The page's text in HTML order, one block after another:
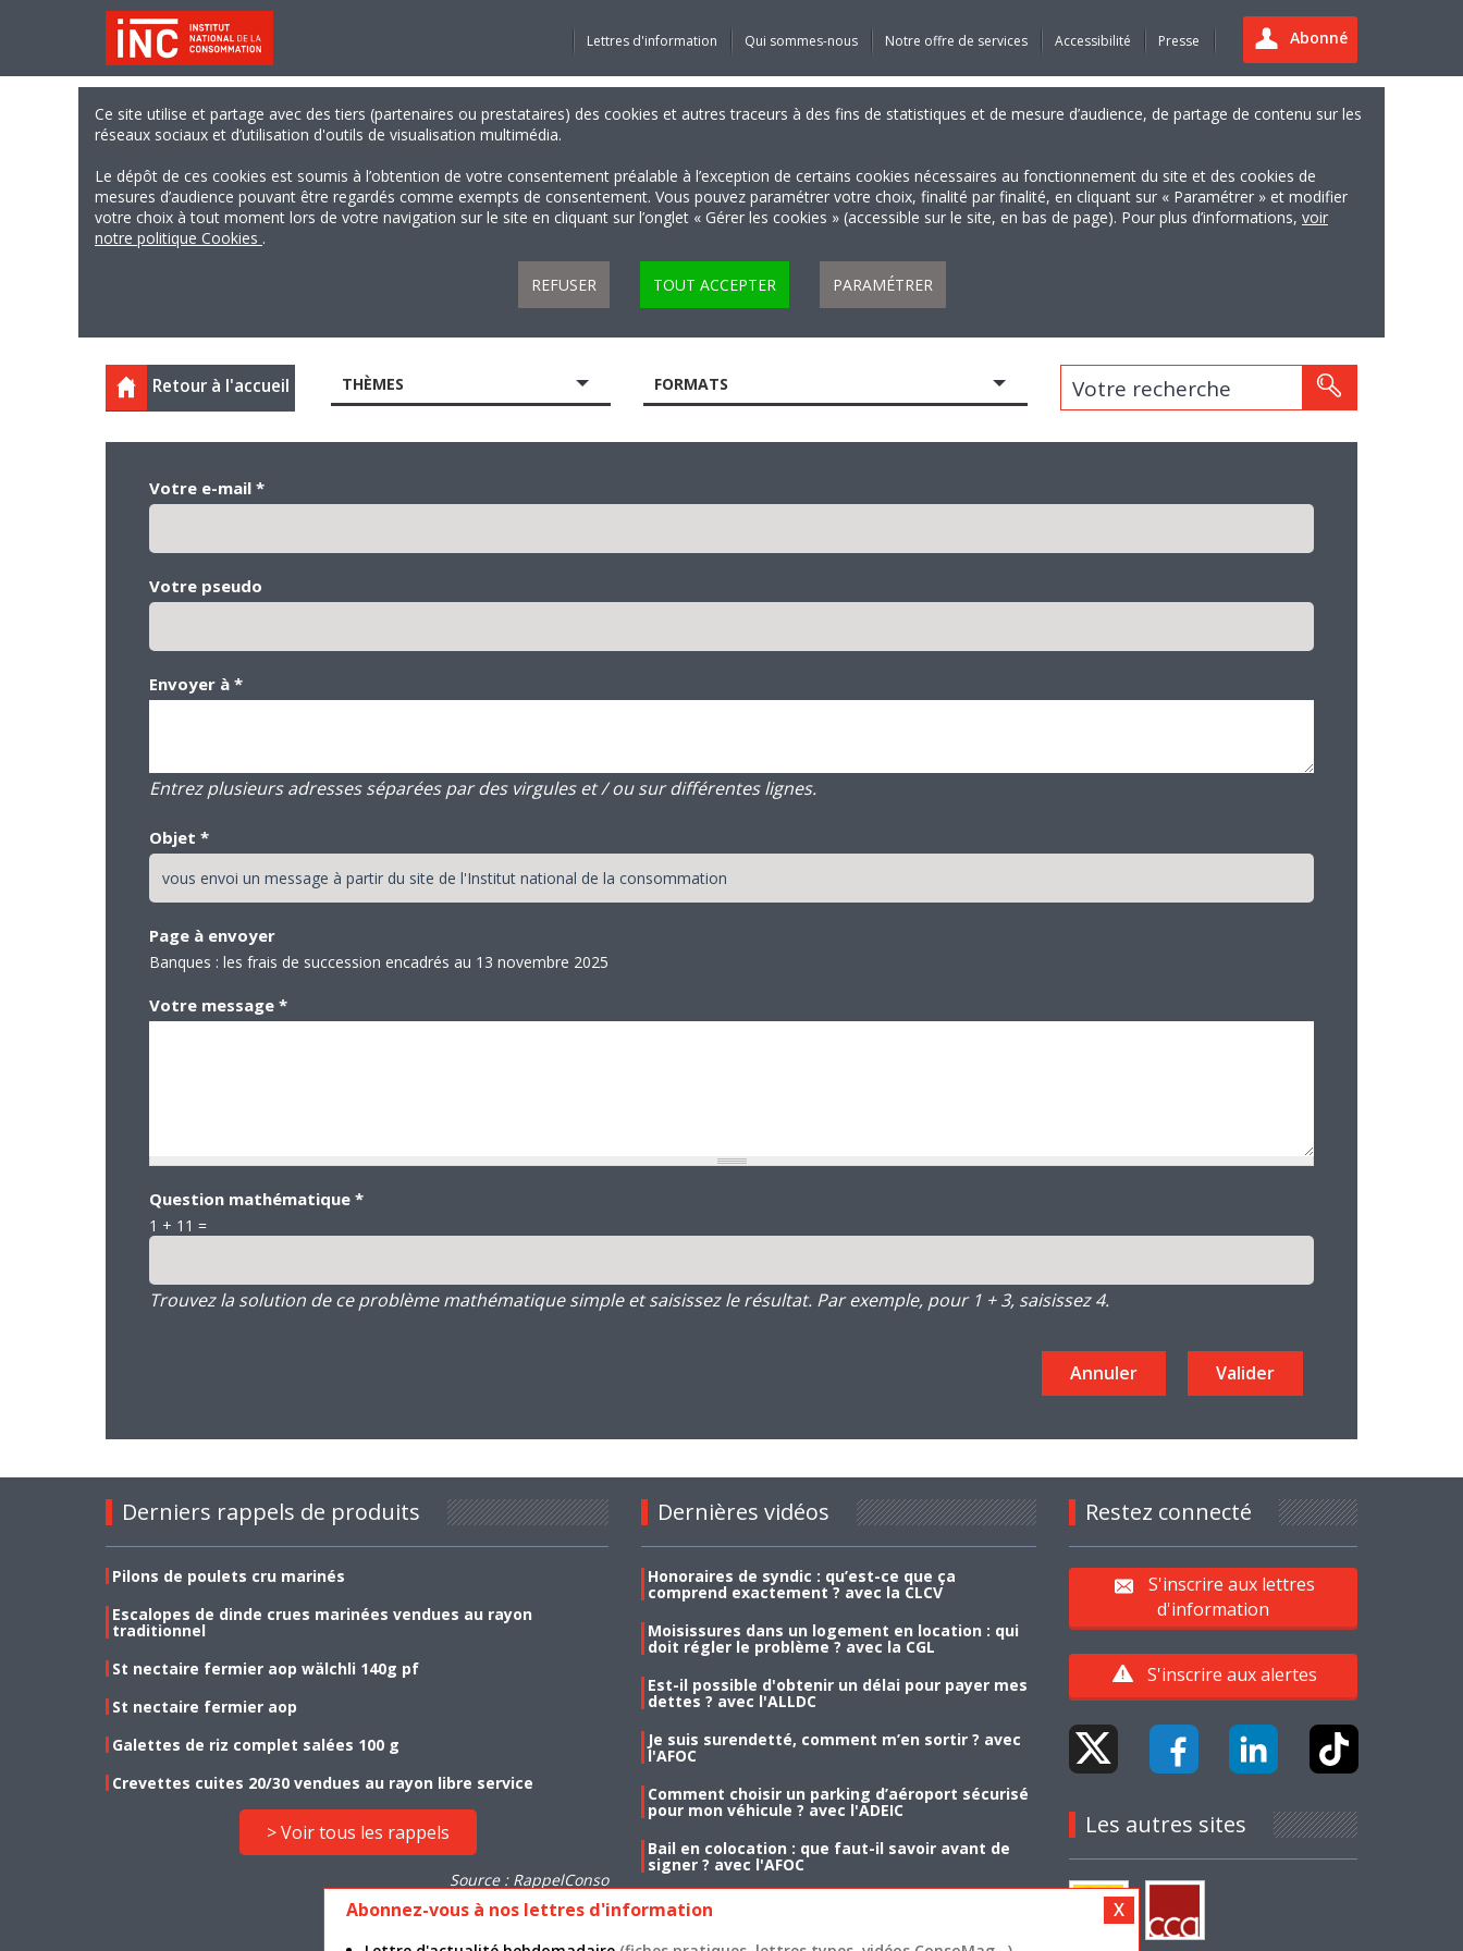
Abonné
Lettres d'information Qui sommes-nous Notre offre de services Accessibilité Presse
Ce site utilise et partage avec des tiers (partenaires ou prestataires) des cookies et autres traceurs à des fins de statistiques et de mesure d’audience, de partage de contenu sur les
réseaux sociaux et d’utilisation d'outils de visualisation multimédia.
Le dépôt de ces cookies est soumis à l’obtention de votre consentement préalable à l’exception de certains cookies nécessaires au fonctionnement du site et des cookies de
mesures d’audience pouvant être regardés comme exempts de consentement. Vous pouvez paramétrer votre choix, finalité par finalité, en cliquant sur « Paramétrer » et modifier
votre choix à tout moment lors de votre navigation sur le site en cliquant sur l’onglet « Gérer les cookies » (accessible sur le site, en bas de page). Pour plus d’informations, voir
notre politique Cookies .
REFUSER TOUT ACCEPTER PARAMÉTRER
Retour à l'accueil THÈMES FORMATS Votre recherche
Votre e-mail *
Votre pseudo
Envoyer à *
Entrez plusieurs adresses séparées par des virgules et / ou sur différentes lignes.
Objet *
Page à envoyer
Banques : les frais de succession encadrés au 13 novembre 2025
Votre message *
Question mathématique *
1 + 11 =
Trouvez la solution de ce problème mathématique simple et saisissez le résultat. Par exemple, pour 1 + 3, saisissez 4.
Derniers rappels de produits
Pilons de poulets cru marinés
Escalopes de dinde crues marinées vendues au rayon
traditionnel
St nectaire fermier aop wälchli 140g pf
St nectaire fermier aop
Galettes de riz complet salées 100 g
Crevettes cuites 20/30 vendues au rayon libre service
> Voir tous les rappels
Source : RappelConso
Dernières vidéos
Honoraires de syndic : qu’est-ce que ça
comprend exactement ? avec la CLCV
Moisissures dans un logement en location : qui
doit régler le problème ? avec la CGL
Est-il possible d'obtenir un délai pour payer mes
dettes ? avec l'ALLDC
Je suis surendetté, comment m’en sortir ? avec
l'AFOC
Comment choisir un parking d’aéroport sécurisé
pour mon véhicule ? avec l'ADEIC
Bail en colocation : que faut-il savoir avant de
signer ? avec l'AFOC
Restez connecté
S'inscrire aux lettres
d'information
S'inscrire aux alertes
Les autres sites
Abonnez-vous à nos lettres d'information